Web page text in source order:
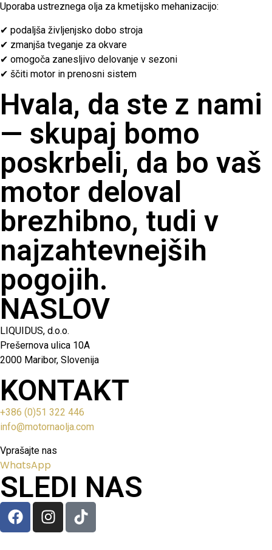
Uporaba ustreznega olja za kmetijsko mehanizacijo:
✔ podaljša življenjsko dobo stroja
✔ zmanjša tveganje za okvare
✔ omogoča zanesljivo delovanje v sezoni
✔ ščiti motor in prenosni sistem
Hvala, da ste z nami
— skupaj bomo
poskrbeli, da bo vaš
motor deloval
brezhibno, tudi v
najzahtevnejših
pogojih.
NASLOV
LIQUIDUS, d.o.o.
Prešernova ulica 10A
2000 Maribor, Slovenija
KONTAKT
+386 (0)51 322 446
info@motornaolja.com
Vprašajte nas
WhatsApp
SLEDI NAS